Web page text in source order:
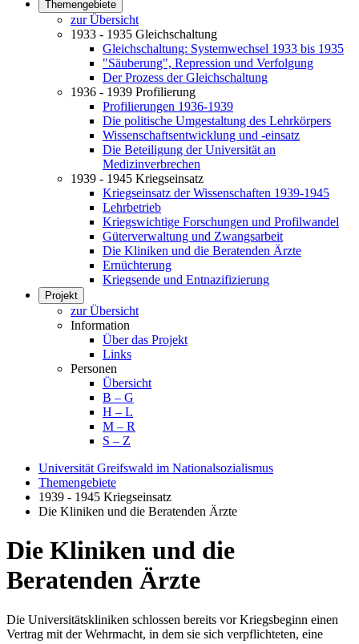
Themengebiete
zur Übersicht
1933 - 1935 Gleichschaltung
Gleichschaltung: Systemwechsel 1933 bis 1935
"Säuberung", Repression und Verfolgung
Der Prozess der Gleichschaltung
1936 - 1939 Profilierung
Profilierungen 1936-1939
Die politische Umgestaltung des Lehrkörpers
Wissenschaftsentwicklung und -einsatz
Die Beteiligung der Universität an
Medizinverbrechen
1939 - 1945 Kriegseinsatz
Kriegseinsatz der Wissenschaften 1939-1945
Lehrbetrieb
Kriegswichtige Forschungen und Profilwandel
Güterverwaltung und Zwangsarbeit
Die Kliniken und die Beratenden Ärzte
Ernüchterung
Kriegsende und Entnazifizierung
Projekt
zur Übersicht
Information
Über das Projekt
Links
Personen
Übersicht
B – G
H – L
M – R
S – Z
Universität Greifswald im Nationalsozialismus
Themengebiete
1939 - 1945 Kriegseinsatz
Die Kliniken und die Beratenden Ärzte
Die Kliniken und die
Beratenden Ärzte
Die Universitätskliniken schlossen bereits vor Kriegsbeginn einen
Vertrag mit der Wehrmacht, in dem sie sich verpflichteten, eine